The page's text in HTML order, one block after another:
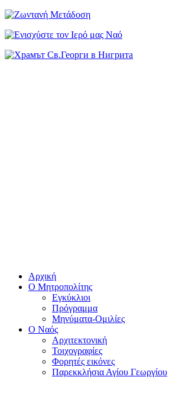
Αρχική
Ο Μητροπολίτης
Εγκύκλιοι
Πρόγραμμα
Μηνύματα-Ομιλίες
O Ναός
Αρχιτεκτονική
Τοιχογραφίες
Φορητές εικόνες
Παρεκκλήσια Αγίου Γεωργίου